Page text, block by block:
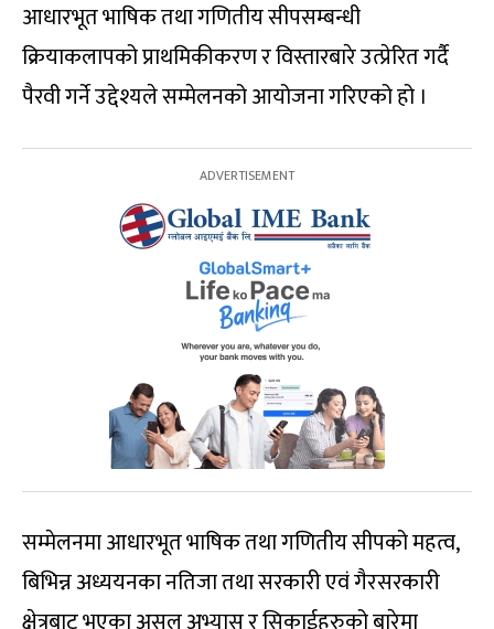
आधारभूत भाषिक तथा गणितीय सीपसम्बन्धी
क्रियाकलापको प्राथमिकीकरण र विस्तारबारे उत्प्रेरित गर्दै
पैरवी गर्ने उद्देश्यले सम्मेलनको आयोजना गरिएको हो ।
सम्मेलनमा आधारभूत भाषिक तथा गणितीय सीपको महत्व,
बिभिन्न अध्ययनका नतिजा तथा सरकारी एवं गैरसरकारी